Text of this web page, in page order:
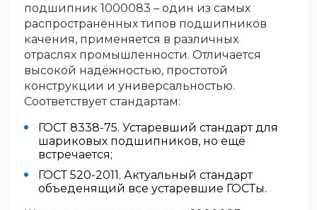
подшипник 1000083 – один из самых
распространённых типов подшипников
качения, применяется в различных
отраслях промышленности. Отличается
высокой надёжностью, простотой
конструкции и универсальностью.
Соответствует стандартам:
ГОСТ 8338-75. Устаревший стандарт для
шариковых подшипников, но ещё
встречается;
ГОСТ 520-2011. Актуальный стандарт
объеденящий все устаревшие ГОСТы.